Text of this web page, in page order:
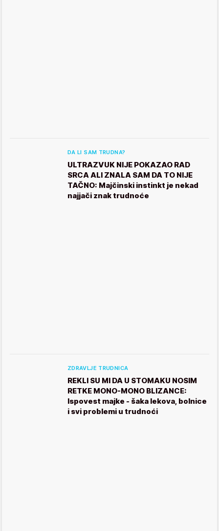
DA LI SAM TRUDNA?
ULTRAZVUK NIJE POKAZAO RAD
SRCA ALI ZNALA SAM DA TO NIJE
TAČNO: Majčinski instinkt je nekad
najjači znak trudnoće
ZDRAVLJE TRUDNICA
REKLI SU MI DA U STOMAKU NOSIM
RETKE MONO-MONO BLIZANCE:
Ispovest majke - šaka lekova, bolnice
i svi problemi u trudnoći